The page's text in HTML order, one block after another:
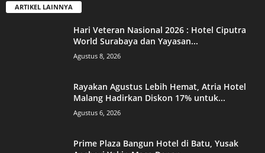
ARTIKEL LAINNYA
Hari Veteran Nasional 2026 : Hotel Ciputra
World Surabaya dan Yayasan...
Agustus 8, 2026
Rayakan Agustus Lebih Hemat, Atria Hotel
Malang Hadirkan Diskon 17% untuk...
Agustus 6, 2026
Prime Plaza Bangun Hotel di Batu, Yusak